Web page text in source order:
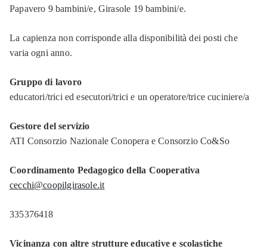
Papavero 9 bambini/e, Girasole 19 bambini/e.
La capienza non corrisponde alla disponibilità dei posti che
varia ogni anno.
Gruppo di lavoro
educatori/trici ed esecutori/trici e un operatore/trice cuciniere/a
Gestore del servizio
ATI Consorzio Nazionale Conopera e Consorzio Co&So
Coordinamento Pedagogico della Cooperativa
cecchi@coopilgirasole.it
335376418
Vicinanza con altre strutture educative e scolastiche